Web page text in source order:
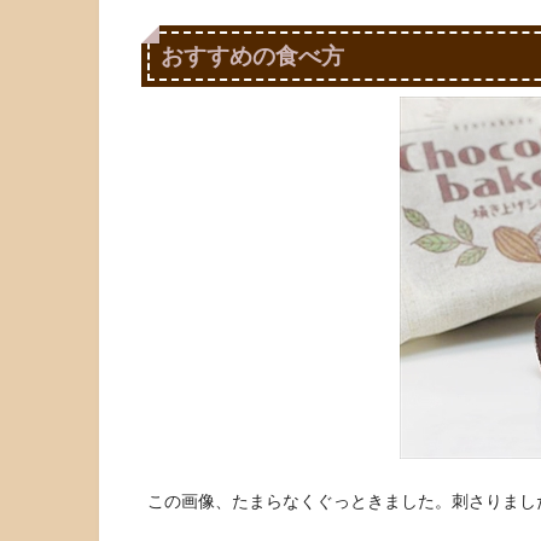
おすすめの食べ方
この画像、たまらなくぐっときました。刺さりま